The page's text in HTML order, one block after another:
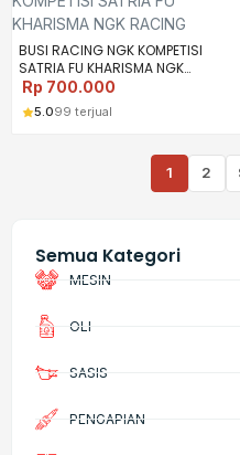
Semua Kategori
MESIN
OLI
SASIS
PENGAPIAN
BUSI RACING NGK KOMPETISI
SATRIA FU KHARISMA NGK
RACING
Rp 700.000
5.099 terjual
1 2